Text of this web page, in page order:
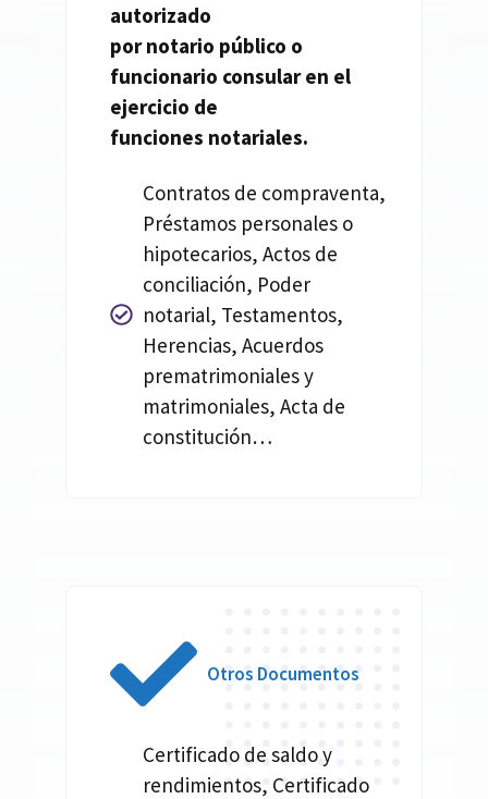
autorizado
pornotario público o
funcionario consular en el
ejercicio de
funciones notariales.
Contratos de compraventa,
Préstamos personales o
hipotecarios, Actos de
conciliación, Poder
notarial, Testamentos,
Herencias, Acuerdos
prematrimoniales y
matrimoniales, Acta de
constitución…
Otros Documentos
Certificado de saldo y
rendimientos, Certificado